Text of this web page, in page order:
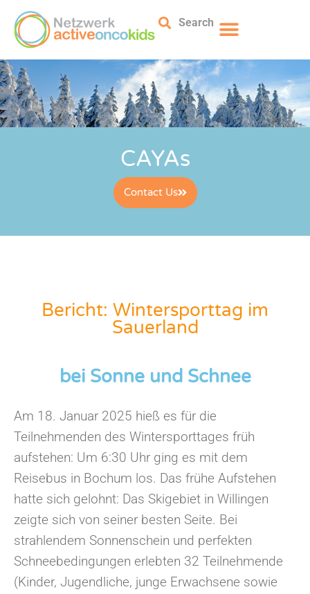
Search
CAYAs
Contact Us
Bericht: Wintersporttag im
Sauerland
bei Sonne und Schnee
Am 18. Januar 2025 hieß es für die
Teilnehmenden des Wintersporttages früh
aufstehen: Um 6:30 Uhr ging es mit dem
Reisebus in Bochum los. Das frühe Aufstehen
hatte sich gelohnt: Das Skigebiet in Willingen
zeigte sich von seiner besten Seite. Bei
strahlendem Sonnenschein und perfekten
Schneebedingungen erlebten 32 Teilnehmende
(Kinder, Jugendliche, junge Erwachsene sowie